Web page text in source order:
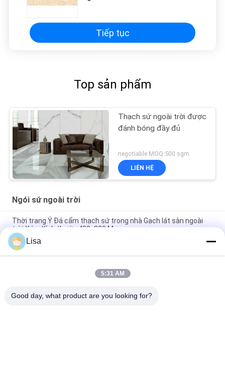
Tiếp tục
Top sản phẩm
Thạch sứ ngoài trời được
đánh bóng đầy đủ
negotiable MOQ:500 sgm
LIÊN HỆ
Ngói sứ ngoài trời
Thời trang Ý Đá cẩm thạch sứ trong nhà Gạch lát sàn ngoài
trời Xám Kích thước 400x800 Mm
Gạch sứ ngoài trời trong nhà 40 * 80cm Đá cẩm thạch Màu be
Chống mài mòn
Gạch lát sàn nhà bếp bằng sứ mờ bề mặt 400 * 800mm được
Lisa
5:31 AM
Good day, what product are you looking for?